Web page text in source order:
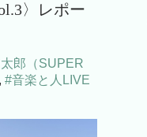
〉レポー
郎（SUPER
, #音楽と人LIVE